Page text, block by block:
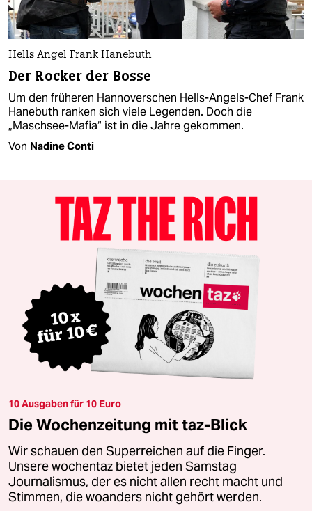
Hells Angel Frank Hanebuth
Der Rocker der Bosse
Um den früheren Hannoverschen Hells-Angels-Chef Frank
Hanebuth ranken sich viele Legenden. Doch die
„Maschsee-Mafia“ ist in die Jahre gekommen.
Von Nadine Conti
10 Ausgaben für 10 Euro
Die Wochenzeitung mit taz-Blick
Wir schauen den Superreichen auf die Finger.
Unsere wochentaz bietet jeden Samstag
Journalismus, der es nicht allen recht macht und
Stimmen, die woanders nicht gehört werden.